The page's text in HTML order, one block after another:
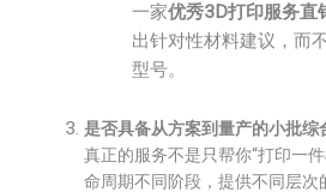
一家优秀3D打印服务直
出针对性材料建议，而
型号。
是否具备从方案到量产的小批综
真正的服务不是只帮你“打印一
命周期不同阶段，提供不同层次